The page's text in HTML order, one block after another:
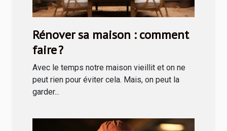
Rénover sa maison : comment
faire ?
Avec le temps notre maison vieillit et on ne
peut rien pour éviter cela. Mais, on peut la
garder...